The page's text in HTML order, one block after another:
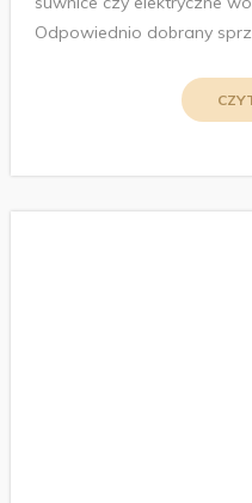
Odpowiednio dobrany